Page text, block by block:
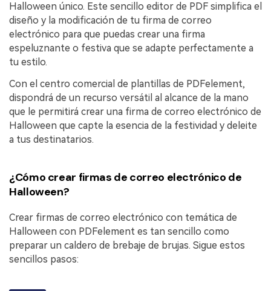
Halloween único. Este sencillo editor de PDF simplifica el
diseño y la modificación de tu firma de correo
electrónico para que puedas crear una firma
espeluznante o festiva que se adapte perfectamente a
tu estilo.
Con el centro comercial de plantillas de PDFelement,
dispondrá de un recurso versátil al alcance de la mano
que le permitirá crear una firma de correo electrónico de
Halloween que capte la esencia de la festividad y deleite
a tus destinatarios.
¿Cómo crear firmas de correo electrónico de
Halloween?
Crear firmas de correo electrónico con temática de
Halloween con PDFelement es tan sencillo como
preparar un caldero de brebaje de brujas. Sigue estos
sencillos pasos: